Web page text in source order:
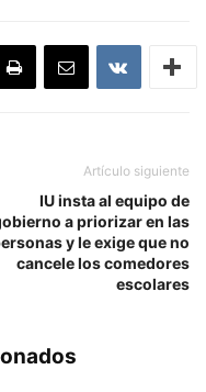
Artículo siguiente
IU insta al equipo de
a priorizar en las
y le exige que no
cancele los comedores
escolares